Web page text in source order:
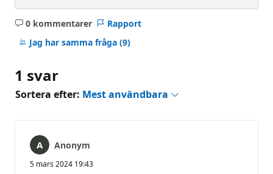
0 kommentarer
Inga
kommentarer
Rapport
Jag har samma fråga (9)
1 svar
Sortera efter: Mest användbara
Anonym
5 mars 2024 19:43